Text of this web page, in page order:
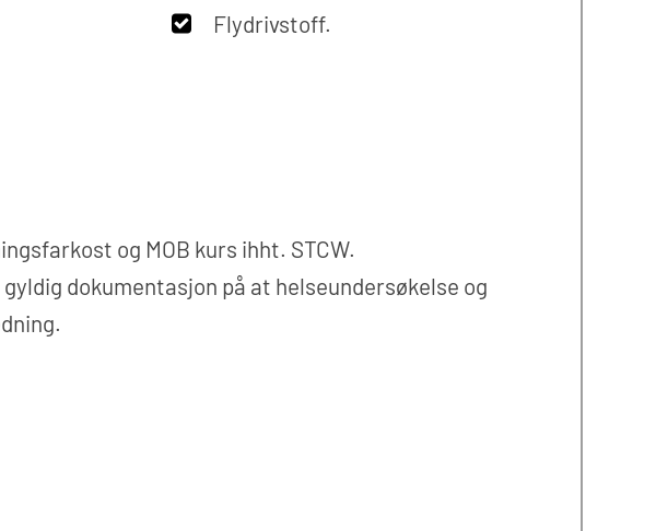
Flydrivstoff.
og MOB kurs ihht. STCW.
dokumentasjon på at helseundersøkelse og